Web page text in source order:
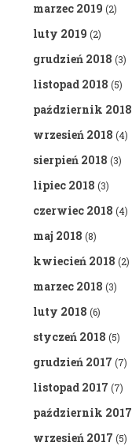
marzec 2019 (2)
luty 2019 (2)
grudzień 2018 (3)
listopad 2018 (5)
październik 2018
wrzesień 2018 (4)
sierpień 2018 (3)
lipiec 2018 (3)
czerwiec 2018 (4)
maj 2018 (8)
kwiecień 2018 (2)
marzec 2018 (3)
luty 2018 (6)
styczeń 2018 (5)
grudzień 2017 (7)
listopad 2017 (7)
październik 2017
wrzesień 2017 (5)